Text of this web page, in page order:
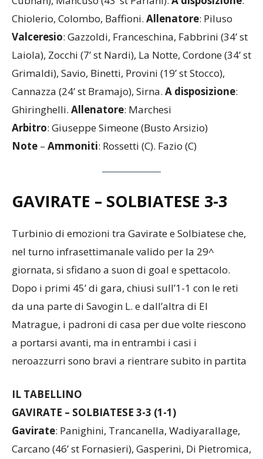
Cubhan), Mancuso (43’ st Pariani).
disposizione
Chiolerio, Colombo, Baffioni.
Grimaldi), Savio, Binetti, Provini (19’ st Stocco),
Cannazza (24’ st Bramajo), Sirna.
A disposizione
Ghiringhelli.
: Giuseppe Simeone (Busto Arsizio)
GAVIRATE – SOLBIATESE 3-3
nel turno infrasettimanale valido per la 29^
giornata, si sfidano a suon di goal e spettacolo.
Dopo i primi 45’ di gara, chiusi sull’1-1 con le reti
da una parte di Savogin L. e dall’altra di El
Matrague, i padroni di casa per due volte riescono
a portarsi avanti, ma in entrambi i casi i
neroazzurri sono bravi a rientrare subito in partita
GAVIRATE – SOLBIATESE 3-3 (1-1)
: Panighini, Trancanella, Wadiyarallage,